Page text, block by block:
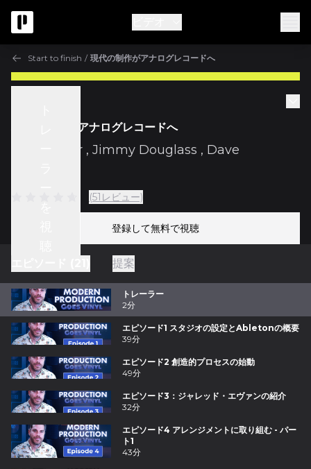
Start to finish / 現代の制作がアナログレコードへ
現代の制作がアナログレコードへ
ill Factor , Jimmy Douglass , Dave
(51レビュー)
登録して無料で視聴
提案
トレーラー
2分
エピソード1 スタジオの設定とAbletonの概要
39分
エピソード2 創造的プロセスの始動
49分
エピソード3：ジャレッド・エヴァンの紹介
32分
エピソード4 アレンジメントに取り組む - パー
ト1
43分